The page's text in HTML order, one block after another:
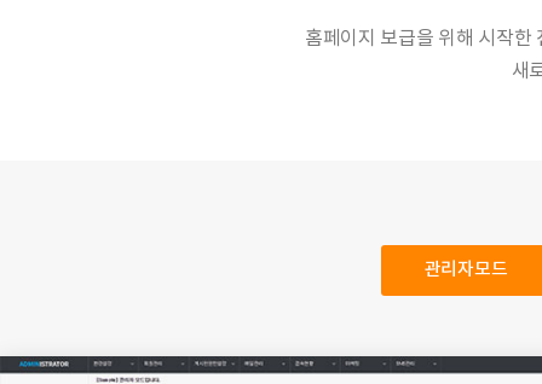
홈페이지 보급을 위해 시작한
새
관리자모드